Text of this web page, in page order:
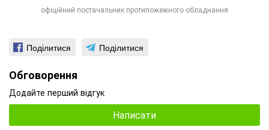
офіційний постачальник протипожежного обладнання
Поділитися Поділитися
Обговорення
Додайте перший відгук
Написати